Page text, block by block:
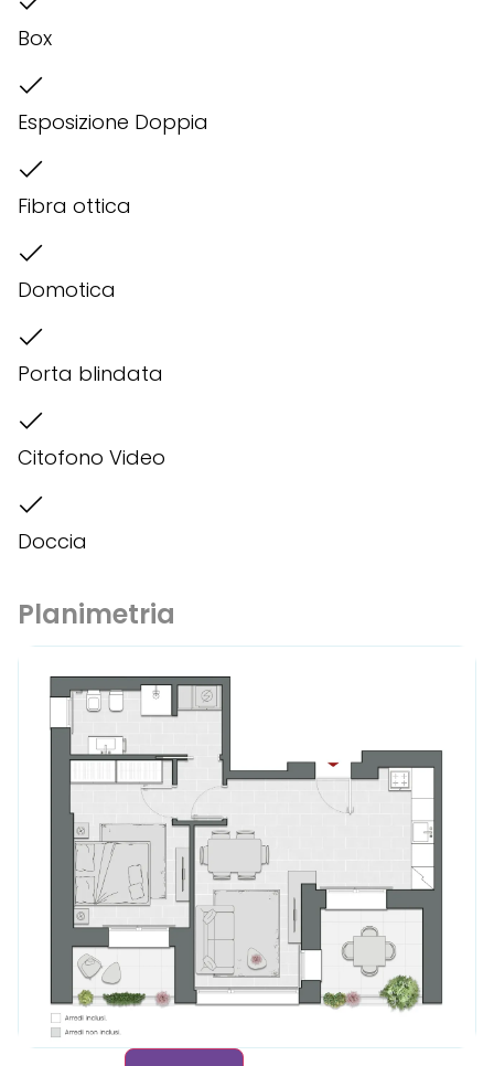
Box
Esposizione Doppia
Fibra ottica
Domotica
Porta blindata
Citofono Video
Doccia
Planimetria